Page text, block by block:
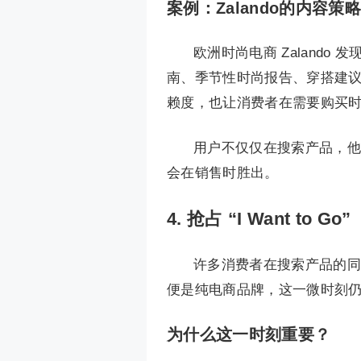
案例：Zalando的内容策略
欧洲时尚电商 Zalando 发
南、季节性时尚报告、穿搭建
赖度，也让消费者在需要购买
用户不仅仅在搜索产品，
会在销售时胜出。
4. 抢占 “I Want to Go”
许多消费者在搜索产品的
便是纯电商品牌，这一微时刻
为什么这一时刻重要？